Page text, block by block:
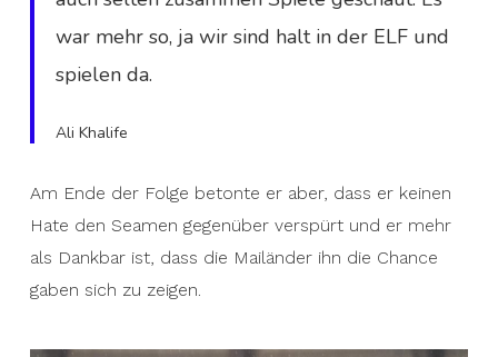
war mehr so, ja wir sind halt in der ELF und
spielen da.
Ali Khalife
Am Ende der Folge betonte er aber, dass er keinen
Hate den Seamen gegenüber verspürt und er mehr
als Dankbar ist, dass die Mailänder ihn die Chance
gaben sich zu zeigen.